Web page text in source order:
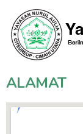
ALAMAT